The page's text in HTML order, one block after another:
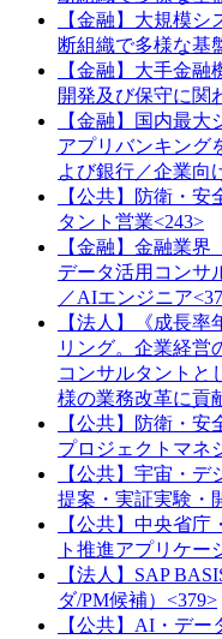
【金融】大規模
断組織で多様な基
【金融】大手金
開発及び保守に関
【金融】国内最
アプリバンキング
よび銀行／企業向
【公共】防衛・
タント営業<243>
【金融】金融業
データ活用コンサ
／AIエンジニア
【法人】《成長
リング。企業経営
コンサルタントと
様の業務改革に貢
【公共】防衛・
プロジェクトマネ
【公共】宇宙・
提案・実証実験・
【公共】中央省
ト推進アプリケー
【法人】SAP
ダ/PM候補）<379>
【公共】AI・デ